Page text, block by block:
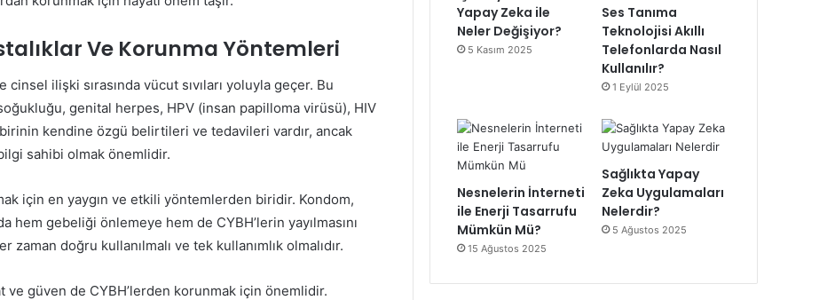
Ve Korunma Yöntemleri
ilişki sırasında vücut sıvıları yoluyla geçer. Bu
genital herpes, HPV (insan papilloma virüsü), HIV
kendine özgü belirtileri ve tedavileri vardır, ancak
sahibi olmak önemlidir.
için en yaygın ve etkili yöntemlerden biridir. Kondom,
hem gebeliği önlemeye hem de CYBH’lerin yayılmasını
doğru kullanılmalı ve tek kullanımlık olmalıdır.
ve güven de CYBH’lerden korunmak için önemlidir.
Yapay Zeka ile
Neler Değişiyor?
5 Kasım 2025
Ses Tanıma
Teknolojisi Akıllı
Telefonlarda Nasıl
Kullanılır?
1 Eylül 2025
Nesnelerin İnterneti
ile Enerji Tasarrufu
Mümkün Mü?
15 Ağustos 2025
Sağlıkta Yapay
Zeka Uygulamaları
Nelerdir?
5 Ağustos 2025